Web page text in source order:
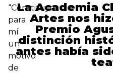
“Constituye
para
mí
un
motivo
de
La Academia
Artes nos
Premio
distinción
antes había